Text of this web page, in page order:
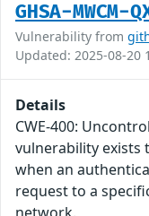
GHSA-MWCM-
Vulnerability from
Updated: 2025-08-20
Details
CWE-400:
vulnerability exists
when an
request to a